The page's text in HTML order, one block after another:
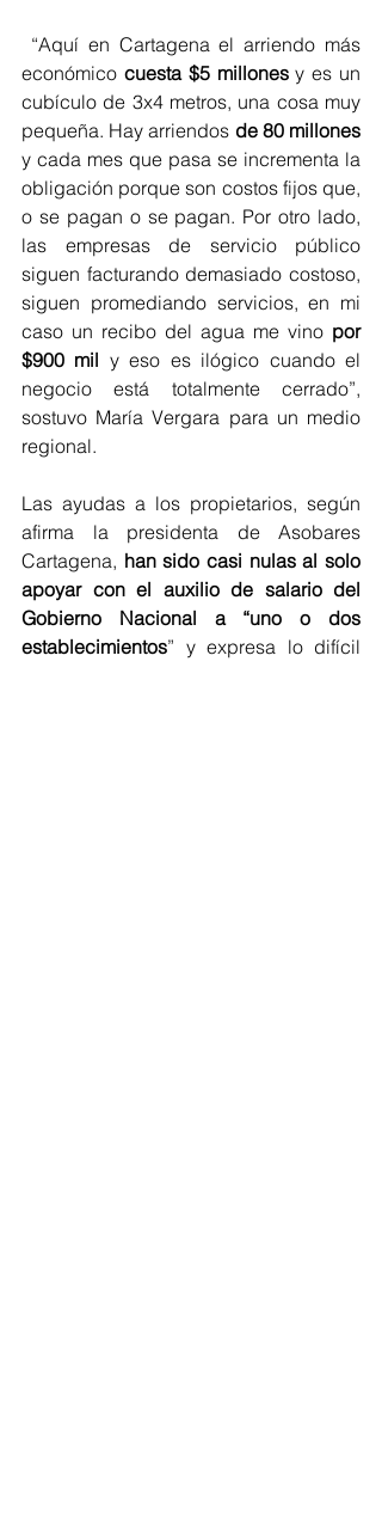
económico cuesta $5 millones y es un
cubículo de 3x4 metros, una cosa muy
pequeña. Hay arriendos
y cada mes que pasa se incrementa la
obligación porque son costos fijos que,
o se pagan o se pagan. Por otro lado,
las empresas de servicio público
siguen facturando demasiado costoso,
siguen promediando servicios, en mi
caso un recibo del agua me vino por
$900 mil y eso es ilógico cuando el
negocio está totalmente cerrado”,
sostuvo María Vergara para un medio
regional.
Las ayudas a los propietarios, según
afirma la presidenta de Asobares
Cartagena, han sido casi nulas al solo
apoyar con el auxilio de salario del
Gobierno Nacional a “uno o dos
establecimientos” y expresa lo difícil